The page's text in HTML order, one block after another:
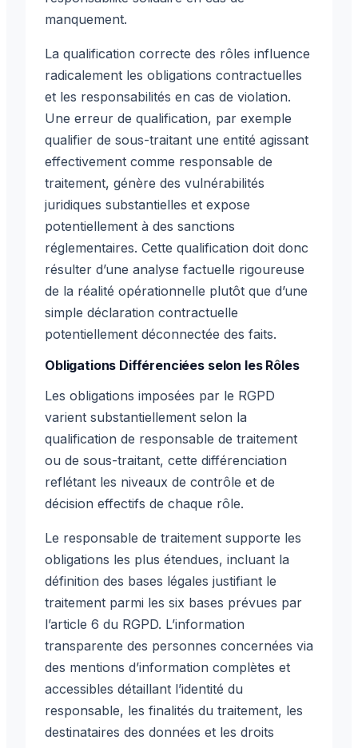
manquement.
La qualification correcte des rôles influence
radicalement les obligations contractuelles
et les responsabilités en cas de violation.
Une erreur de qualification, par exemple
qualifier de sous-traitant une entité agissant
effectivement comme responsable de
traitement, génère des vulnérabilités
juridiques substantielles et expose
potentiellement à des sanctions
réglementaires. Cette qualification doit donc
résulter d’une analyse factuelle rigoureuse
de la réalité opérationnelle plutôt que d’une
simple déclaration contractuelle
potentiellement déconnectée des faits.
Obligations Différenciées selon les Rôles
Les obligations imposées par le RGPD
varient substantiellement selon la
qualification de responsable de traitement
ou de sous-traitant, cette différenciation
reflétant les niveaux de contrôle et de
décision effectifs de chaque rôle.
Le responsable de traitement supporte les
obligations les plus étendues, incluant la
définition des bases légales justifiant le
traitement parmi les six bases prévues par
l’article 6 du RGPD. L’information
transparente des personnes concernées via
des mentions d’information complètes et
accessibles détaillant l’identité du
responsable, les finalités du traitement, les
destinataires des données et les droits